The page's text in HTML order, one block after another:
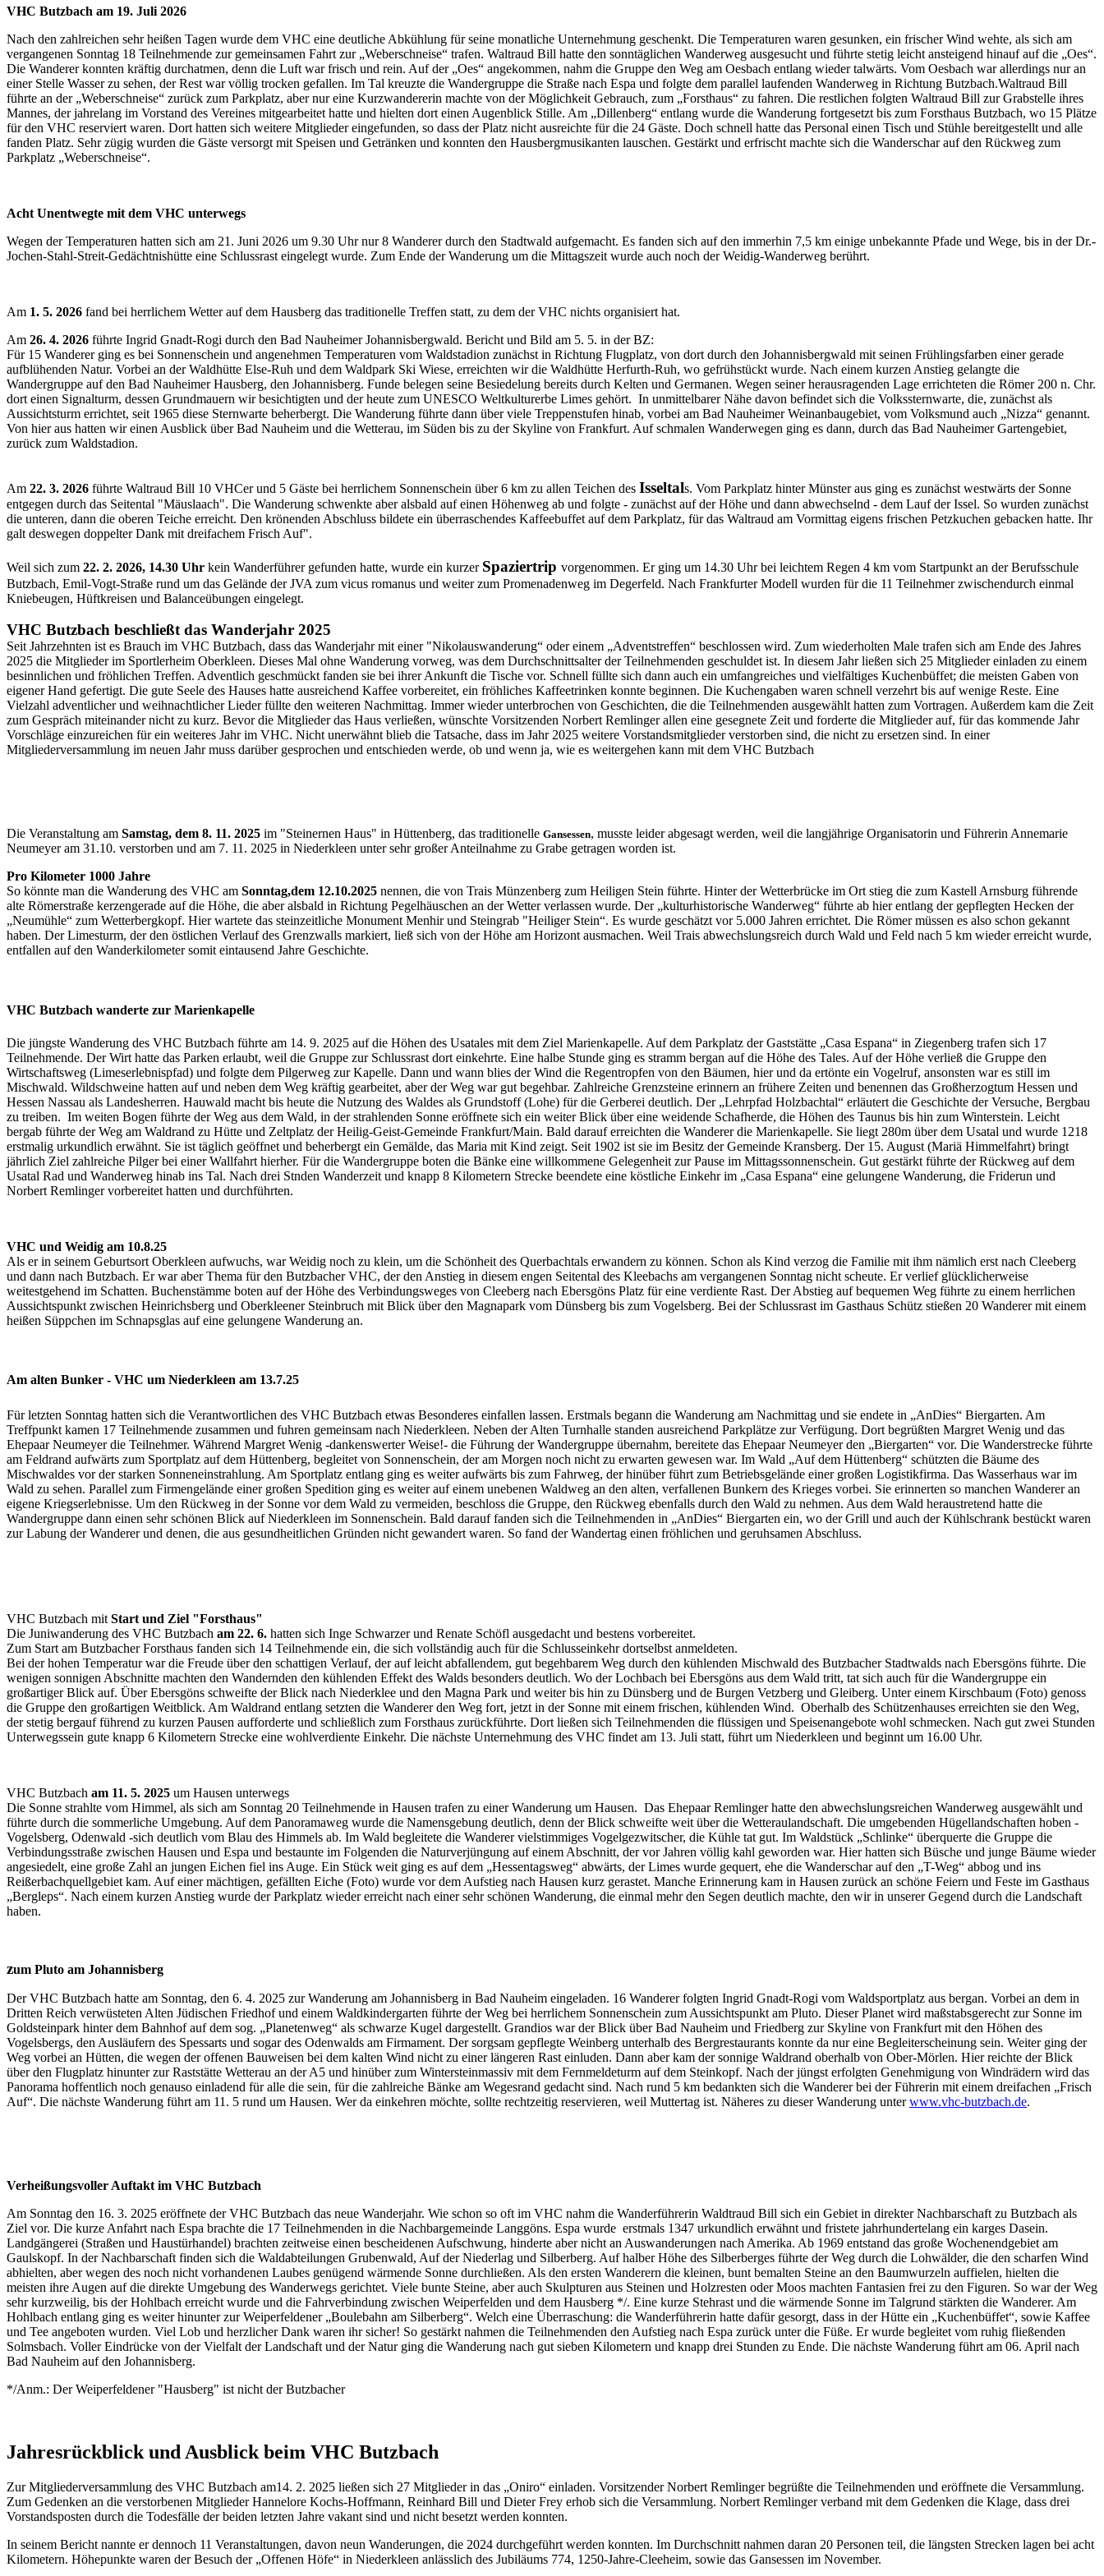
VHC Butzbach am 19. Juli 2026
Nach den zahlreichen sehr heißen Tagen wurde dem VHC eine deutliche Abkühlung für seine monatliche Unternehmung geschenkt. Die Temperaturen waren gesunken, ein frischer Wind wehte, als sich am
vergangenen Sonntag 18 Teilnehmende zur gemeinsamen Fahrt zur „Weberschneise“ trafen. Waltraud Bill hatte den sonntäglichen Wanderweg ausgesucht und führte stetig leicht ansteigend hinauf auf die „Oes“.
Die Wanderer konnten kräftig durchatmen, denn die Luft war frisch und rein. Auf der „Oes“ angekommen, nahm die Gruppe den Weg am Oesbach entlang wieder talwärts. Vom Oesbach war allerdings nur an
einer Stelle Wasser zu sehen, der Rest war völlig trocken gefallen. Im Tal kreuzte die Wandergruppe die Straße nach Espa und folgte dem parallel laufenden Wanderweg in Richtung Butzbach.Waltraud Bill
führte an der „Weberschneise“ zurück zum Parkplatz, aber nur eine Kurzwandererin machte von der Möglichkeit Gebrauch, zum „Forsthaus“ zu fahren. Die restlichen folgten Waltraud Bill zur Grabstelle ihres
Mannes, der jahrelang im Vorstand des Vereines mitgearbeitet hatte und hielten dort einen Augenblick Stille. Am „Dillenberg“ entlang wurde die Wanderung fortgesetzt bis zum Forsthaus Butzbach, wo 15 Plätze
für den VHC reserviert waren. Dort hatten sich weitere Mitglieder eingefunden, so dass der Platz nicht ausreichte für die 24 Gäste. Doch schnell hatte das Personal einen Tisch und Stühle bereitgestellt und alle
fanden Platz. Sehr zügig wurden die Gäste versorgt mit Speisen und Getränken und konnten den Hausbergmusikanten lauschen. Gestärkt und erfrischt machte sich die Wanderschar auf den Rückweg zum
Parkplatz „Weberschneise“.
Acht Unentwegte mit dem VHC unterwegs
Wegen der Temperaturen hatten sich am 21. Juni 2026 um 9.30 Uhr nur 8 Wanderer durch den Stadtwald aufgemacht. Es fanden sich auf den immerhin 7,5 km einige unbekannte Pfade und Wege, bis in der Dr.-
Jochen-Stahl-Streit-Gedächtnishütte eine Schlussrast eingelegt wurde. Zum Ende der Wanderung um die Mittagszeit wurde auch noch der Weidig-Wanderweg berührt.
Am 1. 5. 2026 fand bei herrlichem Wetter auf dem Hausberg das traditionelle Treffen statt, zu dem der VHC nichts organisiert hat.
Am 26. 4. 2026 führte Ingrid Gnadt-Rogi durch den Bad Nauheimer Johannisbergwald. Bericht und Bild am 5. 5. in der BZ:
Für 15 Wanderer ging es bei Sonnenschein und angenehmen Temperaturen vom Waldstadion zunächst in Richtung Flugplatz, von dort durch den Johannisbergwald mit seinen Frühlingsfarben einer gerade
aufblühenden Natur. Vorbei an der Waldhütte Else-Ruh und dem Waldpark Ski Wiese, erreichten wir die Waldhütte Herfurth-Ruh, wo gefrühstückt wurde. Nach einem kurzen Anstieg gelangte die
Wandergruppe auf den Bad Nauheimer Hausberg, den Johannisberg. Funde belegen seine Besiedelung bereits durch Kelten und Germanen. Wegen seiner herausragenden Lage errichteten die Römer 200 n. Chr.
dort einen Signalturm, dessen Grundmauern wir besichtigten und der heute zum UNESCO Weltkulturerbe Limes gehört. In unmittelbarer Nähe davon befindet sich die Volkssternwarte, die, zunächst als
Aussichtsturm errichtet, seit 1965 diese Sternwarte beherbergt. Die Wanderung führte dann über viele Treppenstufen hinab, vorbei am Bad Nauheimer Weinanbaugebiet, vom Volksmund auch „Nizza“ genannt.
Von hier aus hatten wir einen Ausblick über Bad Nauheim und die Wetterau, im Süden bis zu der Skyline von Frankfurt. Auf schmalen Wanderwegen ging es dann, durch das Bad Nauheimer Gartengebiet,
zurück zum Waldstadion.
Am 22. 3. 2026 führte Waltraud Bill 10 VHCer und 5 Gäste bei herrlichem Sonnenschein über 6 km zu allen Teichen des Isseltals. Vom Parkplatz hinter Münster aus ging es zunächst westwärts der Sonne
entgegen durch das Seitental "Mäuslaach". Die Wanderung schwenkte aber alsbald auf einen Höhenweg ab und folgte - zunächst auf der Höhe und dann abwechselnd - dem Lauf der Issel. So wurden zunächst
die unteren, dann die oberen Teiche erreicht. Den krönenden Abschluss bildete ein überraschendes Kaffeebuffet auf dem Parkplatz, für das Waltraud am Vormittag eigens frischen Petzkuchen gebacken hatte. Ihr
galt deswegen doppelter Dank mit dreifachem Frisch Auf".
Weil sich zum 22. 2. 2026, 14.30 Uhr kein Wanderführer gefunden hatte, wurde ein kurzer Spaziertrip vorgenommen. Er ging um 14.30 Uhr bei leichtem Regen 4 km vom Startpunkt an der Berufsschule
Butzbach, Emil-Vogt-Straße rund um das Gelände der JVA zum vicus romanus und weiter zum Promenadenweg im Degerfeld. Nach Frankfurter Modell wurden für die 11 Teilnehmer zwischendurch einmal
Kniebeugen, Hüftkreisen und Balanceübungen eingelegt.
VHC Butzbach beschließt das Wanderjahr 2025
Seit Jahrzehnten ist es Brauch im VHC Butzbach, dass das Wanderjahr mit einer "Nikolauswanderung“ oder einem „Adventstreffen“ beschlossen wird. Zum wiederholten Male trafen sich am Ende des Jahres
2025 die Mitglieder im Sportlerheim Oberkleen. Dieses Mal ohne Wanderung vorweg, was dem Durchschnittsalter der Teilnehmenden geschuldet ist. In diesem Jahr ließen sich 25 Mitglieder einladen zu einem
besinnlichen und fröhlichen Treffen. Adventlich geschmückt fanden sie bei ihrer Ankunft die Tische vor. Schnell füllte sich dann auch ein umfangreiches und vielfältiges Kuchenbüffet; die meisten Gaben von
eigener Hand gefertigt. Die gute Seele des Hauses hatte ausreichend Kaffee vorbereitet, ein fröhliches Kaffeetrinken konnte beginnen. Die Kuchengaben waren schnell verzehrt bis auf wenige Reste. Eine
Vielzahl adventlicher und weihnachtlicher Lieder füllte den weiteren Nachmittag. Immer wieder unterbrochen von Geschichten, die die Teilnehmenden ausgewählt hatten zum Vortragen. Außerdem kam die Zeit
zum Gespräch miteinander nicht zu kurz. Bevor die Mitglieder das Haus verließen, wünschte Vorsitzenden Norbert Remlinger allen eine gesegnete Zeit und forderte die Mitglieder auf, für das kommende Jahr
Vorschläge einzureichen für ein weiteres Jahr im VHC. Nicht unerwähnt blieb die Tatsache, dass im Jahr 2025 weitere Vorstandsmitglieder verstorben sind, die nicht zu ersetzen sind. In einer
Mitgliederversammlung im neuen Jahr muss darüber gesprochen und entschieden werde, ob und wenn ja, wie es weitergehen kann mit dem VHC Butzbach
Die Veranstaltung am Samstag, dem 8. 11. 2025 im "Steinernen Haus" in Hüttenberg, das traditionelle Gansessen, musste leider abgesagt werden, weil die langjährige Organisatorin und Führerin Annemarie
Neumeyer am 31.10. verstorben und am 7. 11. 2025 in Niederkleen unter sehr großer Anteilnahme zu Grabe getragen worden ist.
Pro Kilometer 1000 Jahre
So könnte man die Wanderung des VHC am Sonntag,dem 12.10.2025 nennen, die von Trais Münzenberg zum Heiligen Stein führte. Hinter der Wetterbrücke im Ort stieg die zum Kastell Arnsburg führende
alte Römerstraße kerzengerade auf die Höhe, die aber alsbald in Richtung Pegelhäuschen an der Wetter verlassen wurde. Der „kulturhistorische Wanderweg“ führte ab hier entlang der gepflegten Hecken der
„Neumühle“ zum Wetterbergkopf. Hier wartete das steinzeitliche Monument Menhir und Steingrab "Heiliger Stein“. Es wurde geschätzt vor 5.000 Jahren errichtet. Die Römer müssen es also schon gekannt
haben. Der Limesturm, der den östlichen Verlauf des Grenzwalls markiert, ließ sich von der Höhe am Horizont ausmachen. Weil Trais abwechslungsreich durch Wald und Feld nach 5 km wieder erreicht wurde,
entfallen auf den Wanderkilometer somit eintausend Jahre Geschichte.
VHC Butzbach wanderte zur Marienkapelle
Die jüngste Wanderung des VHC Butzbach führte am 14. 9. 2025 auf die Höhen des Usatales mit dem Ziel Marienkapelle. Auf dem Parkplatz der Gaststätte „Casa Espana“ in Ziegenberg trafen sich 17
Teilnehmende. Der Wirt hatte das Parken erlaubt, weil die Gruppe zur Schlussrast dort einkehrte. Eine halbe Stunde ging es stramm bergan auf die Höhe des Tales. Auf der Höhe verließ die Gruppe den
Wirtschaftsweg (Limeserlebnispfad) und folgte dem Pilgerweg zur Kapelle. Dann und wann blies der Wind die Regentropfen von den Bäumen, hier und da ertönte ein Vogelruf, ansonsten war es still im
Mischwald. Wildschweine hatten auf und neben dem Weg kräftig gearbeitet, aber der Weg war gut begehbar. Zahlreiche Grenzsteine erinnern an frühere Zeiten und benennen das Großherzogtum Hessen und
Hessen Nassau als Landesherren. Hauwald macht bis heute die Nutzung des Waldes als Grundstoff (Lohe) für die Gerberei deutlich. Der „Lehrpfad Holzbachtal“ erläutert die Geschichte der Versuche, Bergbau
zu treiben. Im weiten Bogen führte der Weg aus dem Wald, in der strahlenden Sonne eröffnete sich ein weiter Blick über eine weidende Schafherde, die Höhen des Taunus bis hin zum Winterstein. Leicht
bergab führte der Weg am Waldrand zu Hütte und Zeltplatz der Heilig-Geist-Gemeinde Frankfurt/Main. Bald darauf erreichten die Wanderer die Marienkapelle. Sie liegt 280m über dem Usatal und wurde 1218
erstmalig urkundlich erwähnt. Sie ist täglich geöffnet und beherbergt ein Gemälde, das Maria mit Kind zeigt. Seit 1902 ist sie im Besitz der Gemeinde Kransberg. Der 15. August (Mariä Himmelfahrt) bringt
jährlich Ziel zahlreiche Pilger bei einer Wallfahrt hierher. Für die Wandergruppe boten die Bänke eine willkommene Gelegenheit zur Pause im Mittagssonnenschein. Gut gestärkt führte der Rückweg auf dem
Usatal Rad und Wanderweg hinab ins Tal. Nach drei Stnden Wanderzeit und knapp 8 Kilometern Strecke beendete eine köstliche Einkehr im „Casa Espana“ eine gelungene Wanderung, die Friderun und
Norbert Remlinger vorbereitet hatten und durchführten.
VHC und Weidig am 10.8.25
Als er in seinem Geburtsort Oberkleen aufwuchs, war Weidig noch zu klein, um die Schönheit des Querbachtals erwandern zu können. Schon als Kind verzog die Familie mit ihm nämlich erst nach Cleeberg
und dann nach Butzbach. Er war aber Thema für den Butzbacher VHC, der den Anstieg in diesem engen Seitental des Kleebachs am vergangenen Sonntag nicht scheute. Er verlief glücklicherweise
weitestgehend im Schatten. Buchenstämme boten auf der Höhe des Verbindungsweges von Cleeberg nach Ebersgöns Platz für eine verdiente Rast. Der Abstieg auf bequemen Weg führte zu einem herrlichen
Aussichtspunkt zwischen Heinrichsberg und Oberkleener Steinbruch mit Blick über den Magnapark vom Dünsberg bis zum Vogelsberg. Bei der Schlussrast im Gasthaus Schütz stießen 20 Wanderer mit einem
heißen Süppchen im Schnapsglas auf eine gelungene Wanderung an.
Am alten Bunker - VHC um Niederkleen am 13.7.25
Für letzten Sonntag hatten sich die Verantwortlichen des VHC Butzbach etwas Besonderes einfallen lassen. Erstmals begann die Wanderung am Nachmittag und sie endete in „AnDies“ Biergarten. Am
Treffpunkt kamen 17 Teilnehmende zusammen und fuhren gemeinsam nach Niederkleen. Neben der Alten Turnhalle standen ausreichend Parkplätze zur Verfügung. Dort begrüßten Margret Wenig und das
Ehepaar Neumeyer die Teilnehmer. Während Margret Wenig -dankenswerter Weise!- die Führung der Wandergruppe übernahm, bereitete das Ehepaar Neumeyer den „Biergarten“ vor. Die Wanderstrecke führte
am Feldrand aufwärts zum Sportplatz auf dem Hüttenberg, begleitet von Sonnenschein, der am Morgen noch nicht zu erwarten gewesen war. Im Wald „Auf dem Hüttenberg“ schützten die Bäume des
Mischwaldes vor der starken Sonneneinstrahlung. Am Sportplatz entlang ging es weiter aufwärts bis zum Fahrweg, der hinüber führt zum Betriebsgelände einer großen Logistikfirma. Das Wasserhaus war im
Wald zu sehen. Parallel zum Firmengelände einer großen Spedition ging es weiter auf einem unebenen Waldweg an den alten, verfallenen Bunkern des Krieges vorbei. Sie erinnerten so manchen Wanderer an
eigene Kriegserlebnisse. Um den Rückweg in der Sonne vor dem Wald zu vermeiden, beschloss die Gruppe, den Rückweg ebenfalls durch den Wald zu nehmen. Aus dem Wald heraustretend hatte die
Wandergruppe dann einen sehr schönen Blick auf Niederkleen im Sonnenschein. Bald darauf fanden sich die Teilnehmenden in „AnDies“ Biergarten ein, wo der Grill und auch der Kühlschrank bestückt waren
zur Labung der Wanderer und denen, die aus gesundheitlichen Gründen nicht gewandert waren. So fand der Wandertag einen fröhlichen und geruhsamen Abschluss.
VHC Butzbach mitStart und Ziel "Forsthaus"
Die Juniwanderung des VHC Butzbach am 22. 6. hatten sich Inge Schwarzer und Renate Schöfl ausgedacht und bestens vorbereitet.
Zum Start am Butzbacher Forsthaus fanden sich 14 Teilnehmende ein, die sich vollständig auch für die Schlusseinkehr dortselbst anmeldeten.
Bei der hohen Temperatur war die Freude über den schattigen Verlauf, der auf leicht abfallendem, gut begehbarem Weg durch den kühlenden Mischwald des Butzbacher Stadtwalds nach Ebersgöns führte. Die
wenigen sonnigen Abschnitte machten den Wandernden den kühlenden Effekt des Walds besonders deutlich. Wo der Lochbach bei Ebersgöns aus dem Wald tritt, tat sich auch für die Wandergruppe ein
großartiger Blick auf. Über Ebersgöns schweifte der Blick nach Niederklee und den Magna Park und weiter bis hin zu Dünsberg und de Burgen Vetzberg und Gleiberg. Unter einem Kirschbaum (Foto) genoss
die Gruppe den großartigen Weitblick. Am Waldrand entlang setzten die Wanderer den Weg fort, jetzt in der Sonne mit einem frischen, kühlenden Wind. Oberhalb des Schützenhauses erreichten sie den Weg,
der stetig bergauf führend zu kurzen Pausen aufforderte und schließlich zum Forsthaus zurückführte. Dort ließen sich Teilnehmenden die flüssigen und Speisenangebote wohl schmecken. Nach gut zwei Stunden
Unterwegssein gute knapp 6 Kilometern Strecke eine wohlverdiente Einkehr. Die nächste Unternehmung des VHC findet am 13. Juli statt, führt um Niederkleen und beginnt um 16.00 Uhr.
VHC Butzbach am 11. 5. 2025 um Hausen unterwegs
Die Sonne strahlte vom Himmel, als sich am Sonntag 20 Teilnehmende in Hausen trafen zu einer Wanderung um Hausen. Das Ehepaar Remlinger hatte den abwechslungsreichen Wanderweg ausgewählt und
führte durch die sommerliche Umgebung. Auf dem Panoramaweg wurde die Namensgebung deutlich, denn der Blick schweifte weit über die Wetteraulandschaft. Die umgebenden Hügellandschaften hoben -
Vogelsberg, Odenwald -sich deutlich vom Blau des Himmels ab. Im Wald begleitete die Wanderer vielstimmiges Vogelgezwitscher, die Kühle tat gut. Im Waldstück „Schlinke“ überquerte die Gruppe die
Verbindungsstraße zwischen Hausen und Espa und bestaunte im Folgenden die Naturverjüngung auf einem Abschnitt, der vor Jahren völlig kahl geworden war. Hier hatten sich Büsche und junge Bäume wieder
angesiedelt, eine große Zahl an jungen Eichen fiel ins Auge. Ein Stück weit ging es auf dem „Hessentagsweg“ abwärts, der Limes wurde gequert, ehe die Wanderschar auf den „T-Weg“ abbog und ins
Reißerbachquellgebiet kam. Auf einer mächtigen, gefällten Eiche (Foto) wurde vor dem Aufstieg nach Hausen kurz gerastet. Manche Erinnerung kam in Hausen zurück an schöne Feiern und Feste im Gasthaus
„Bergleps“. Nach einem kurzen Anstieg wurde der Parkplatz wieder erreicht nach einer sehr schönen Wanderung, die einmal mehr den Segen deutlich machte, den wir in unserer Gegend durch die Landschaft
haben.
zum Pluto am Johannisberg
Der VHC Butzbach hatte am Sonntag, den 6. 4. 2025 zur Wanderung am Johannisberg in Bad Nauheim eingeladen. 16 Wanderer folgten Ingrid Gnadt-Rogi vom Waldsportplatz aus bergan. Vorbei an dem in
Dritten Reich verwüsteten Alten Jüdischen Friedhof und einem Waldkindergarten führte der Weg bei herrlichem Sonnenschein zum Aussichtspunkt am Pluto. Dieser Planet wird maßstabsgerecht zur Sonne im
Goldsteinpark hinter dem Bahnhof auf dem sog. „Planetenweg“ als schwarze Kugel dargestellt. Grandios war der Blick über Bad Nauheim und Friedberg zur Skyline von Frankfurt mit den Höhen des
Vogelsbergs, den Ausläufern des Spessarts und sogar des Odenwalds am Firmament. Der sorgsam gepflegte Weinberg unterhalb des Bergrestaurants konnte da nur eine Begleiterscheinung sein. Weiter ging der
Weg vorbei an Hütten, die wegen der offenen Bauweisen bei dem kalten Wind nicht zu einer längeren Rast einluden. Dann aber kam der sonnige Waldrand oberhalb von Ober-Mörlen. Hier reichte der Blick
über den Flugplatz hinunter zur Raststätte Wetterau an der A5 und hinüber zum Wintersteinmassiv mit dem Fernmeldeturm auf dem Steinkopf. Nach der jüngst erfolgten Genehmigung von Windrädern wird das
Panorama hoffentlich noch genauso einladend für alle die sein, für die zahlreiche Bänke am Wegesrand gedacht sind. Nach rund 5 km bedankten sich die Wanderer bei der Führerin mit einem dreifachen „Frisch
Auf“. Die nächste Wanderung führt am 11. 5 rund um Hausen. Wer da einkehren möchte, sollte rechtzeitig reservieren, weil Muttertag ist. Näheres zu dieser Wanderung unterwww.vhc-butzbach.de.
Verheißungsvoller Auftakt im VHC Butzbach
Am Sonntag den 16. 3. 2025 eröffnete der VHC Butzbach das neue Wanderjahr. Wie schon so oft im VHC nahm die Wanderführerin Waldtraud Bill sich ein Gebiet in direkter Nachbarschaft zu Butzbach als
Ziel vor. Die kurze Anfahrt nach Espa brachte die 17 Teilnehmenden in die Nachbargemeinde Langgöns. Espa wurde erstmals 1347 urkundlich erwähnt und fristete jahrhundertelang ein karges Dasein.
Landgängerei (Straßen und Haustürhandel) brachten zeitweise einen bescheidenen Aufschwung, hinderte aber nicht an Auswanderungen nach Amerika. Ab 1969 entstand das große Wochenendgebiet am
Gaulskopf. In der Nachbarschaft finden sich die Waldabteilungen Grubenwald, Auf der Niederlag und Silberberg. Auf halber Höhe des Silberberges führte der Weg durch die Lohwälder, die den scharfen Wind
abhielten, aber wegen des noch nicht vorhandenen Laubes genügend wärmende Sonne durchließen. Als den ersten Wanderern die kleinen, bunt bemalten Steine an den Baumwurzeln auffielen, hielten die
meisten ihre Augen auf die direkte Umgebung des Wanderwegs gerichtet. Viele bunte Steine, aber auch Skulpturen aus Steinen und Holzresten oder Moos machten Fantasien frei zu den Figuren. So war der Weg
sehr kurzweilig, bis der Hohlbach erreicht wurde und die Fahrverbindung zwischen Weiperfelden und dem Hausberg */. Eine kurze Stehrast und die wärmende Sonne im Talgrund stärkten die Wanderer. Am
Hohlbach entlang ging es weiter hinunter zur Weiperfeldener „Boulebahn am Silberberg“. Welch eine Überraschung: die Wanderführerin hatte dafür gesorgt, dass in der Hütte ein „Kuchenbüffet“, sowie Kaffee
und Tee angeboten wurden. Viel Lob und herzlicher Dank waren ihr sicher! So gestärkt nahmen die Teilnehmenden den Aufstieg nach Espa zurück unter die Füße. Er wurde begleitet vom ruhig fließenden
Solmsbach. Voller Eindrücke von der Vielfalt der Landschaft und der Natur ging die Wanderung nach gut sieben Kilometern und knapp drei Stunden zu Ende. Die nächste Wanderung führt am 06. April nach
Bad Nauheim auf den Johannisberg.
*/Anm.: Der Weiperfeldener "Hausberg" ist nicht der Butzbacher
Jahresrückblick und Ausblick beim VHC Butzbach
Zur Mitgliederversammlung des VHC Butzbach am14. 2. 2025 ließen sich 27 Mitglieder in das „Oniro“ einladen. Vorsitzender Norbert Remlinger begrüßte die Teilnehmenden und eröffnete die Versammlung.
Zum Gedenken an die verstorbenen Mitglieder Hannelore Kochs-Hoffmann, Reinhard Bill und Dieter Frey erhob sich die Versammlung. Norbert Remlinger verband mit dem Gedenken die Klage, dass drei
Vorstandsposten durch die Todesfälle der beiden letzten Jahre vakant sind und nicht besetzt werden konnten.
In seinem Bericht nannte er dennoch 11 Veranstaltungen, davon neun Wanderungen, die 2024 durchgeführt werden konnten. Im Durchschnitt nahmen daran 20 Personen teil, die längsten Strecken lagen bei acht
Kilometern. Höhepunkte waren der Besuch der „Offenen Höfe“ in Niederkleen anlässlich des Jubiläums 774, 1250-Jahre-Cleeheim, sowie das Gansessen im November.